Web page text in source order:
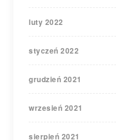
luty 2022
styczeń 2022
grudzień 2021
wrzesień 2021
sierpień 2021